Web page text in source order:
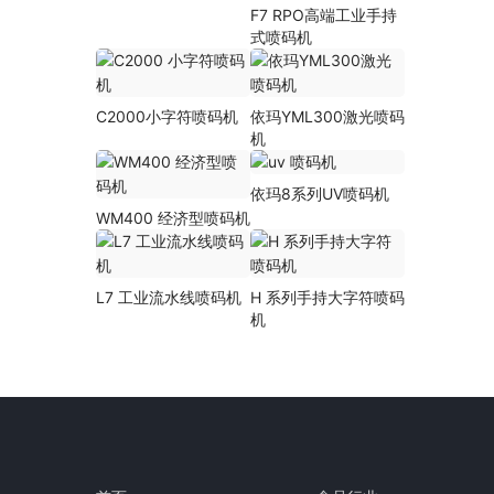
F7 RPO高端工业手持
式喷码机
C2000小字符喷码机
依玛YML300激光喷码
机
WM400 经济型喷码机
依玛8系列UV喷码机
L7 工业流水线喷码机 H 系列手持大字符喷码
机